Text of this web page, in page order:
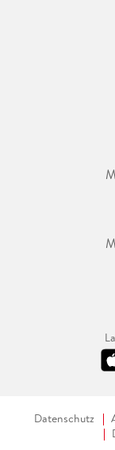
Datenschutz